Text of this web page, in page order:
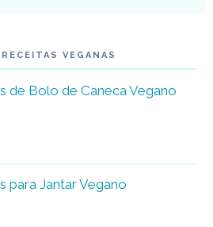
VEGANAS
de Bolo de Caneca Vegano
para Jantar Vegano